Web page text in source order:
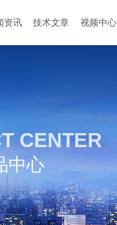
资讯 技术文章 视频中心
CENTER
中心